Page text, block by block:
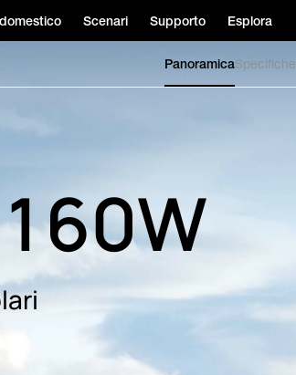
Scenari Supporto Esplora
PanoramicaSpecifiche